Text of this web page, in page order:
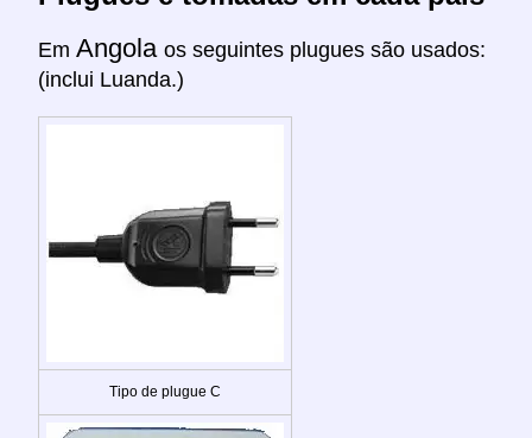
Em Angola os seguintes plugues são usados:
(inclui Luanda.)
Tipo de plugue C